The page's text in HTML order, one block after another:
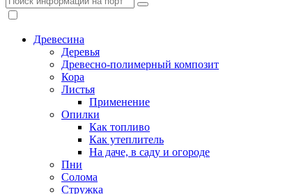
Древесина
Деревья
Древесно-полимерный композит
Кора
Листья
Применение
Опилки
Как топливо
Как утеплитель
На даче, в саду и огороде
Пни
Солома
Стружка